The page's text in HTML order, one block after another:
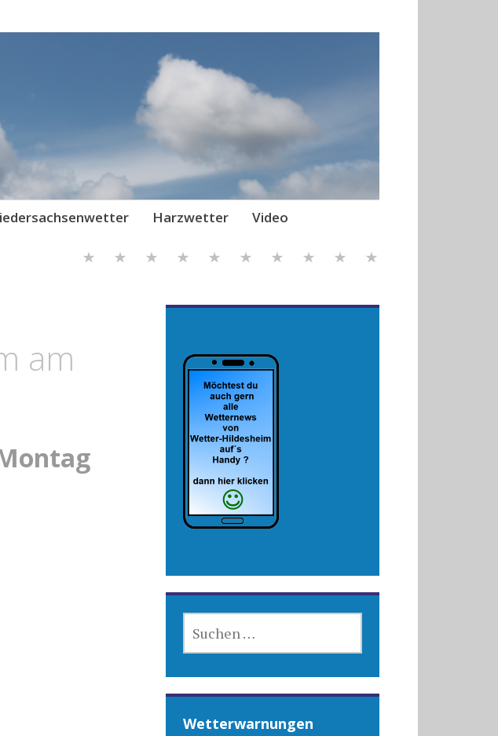
Harzwetter Video
am
NACH:
Wetterwarnungen